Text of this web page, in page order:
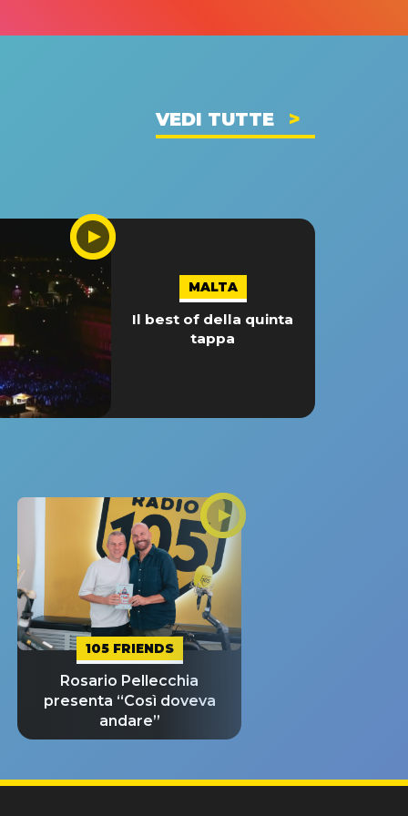
VEDI TUTTE
MALTA
Il best of della quinta
tappa
105 FRIENDS
Rosario Pellecchia
presenta “Così doveva
andare”